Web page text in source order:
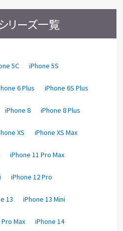
リーズ一覧
5C iPhone 5S
6 Plus iPhone 6S Plus
iPhone 8 iPhone 8 Plus
XS iPhone XS Max
iPhone 11 Pro Max
iPhone 12 Pro
13 iPhone 13 Mini
Max iPhone 14